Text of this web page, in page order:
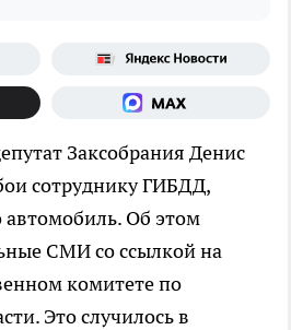
Заксобрания Денис
сотруднику ГИБДД,
Об этом
СМИ со ссылкой на
комитете по
Это случилось в